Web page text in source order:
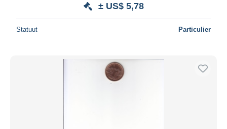
± US$ 5,78
Statuut Particulier